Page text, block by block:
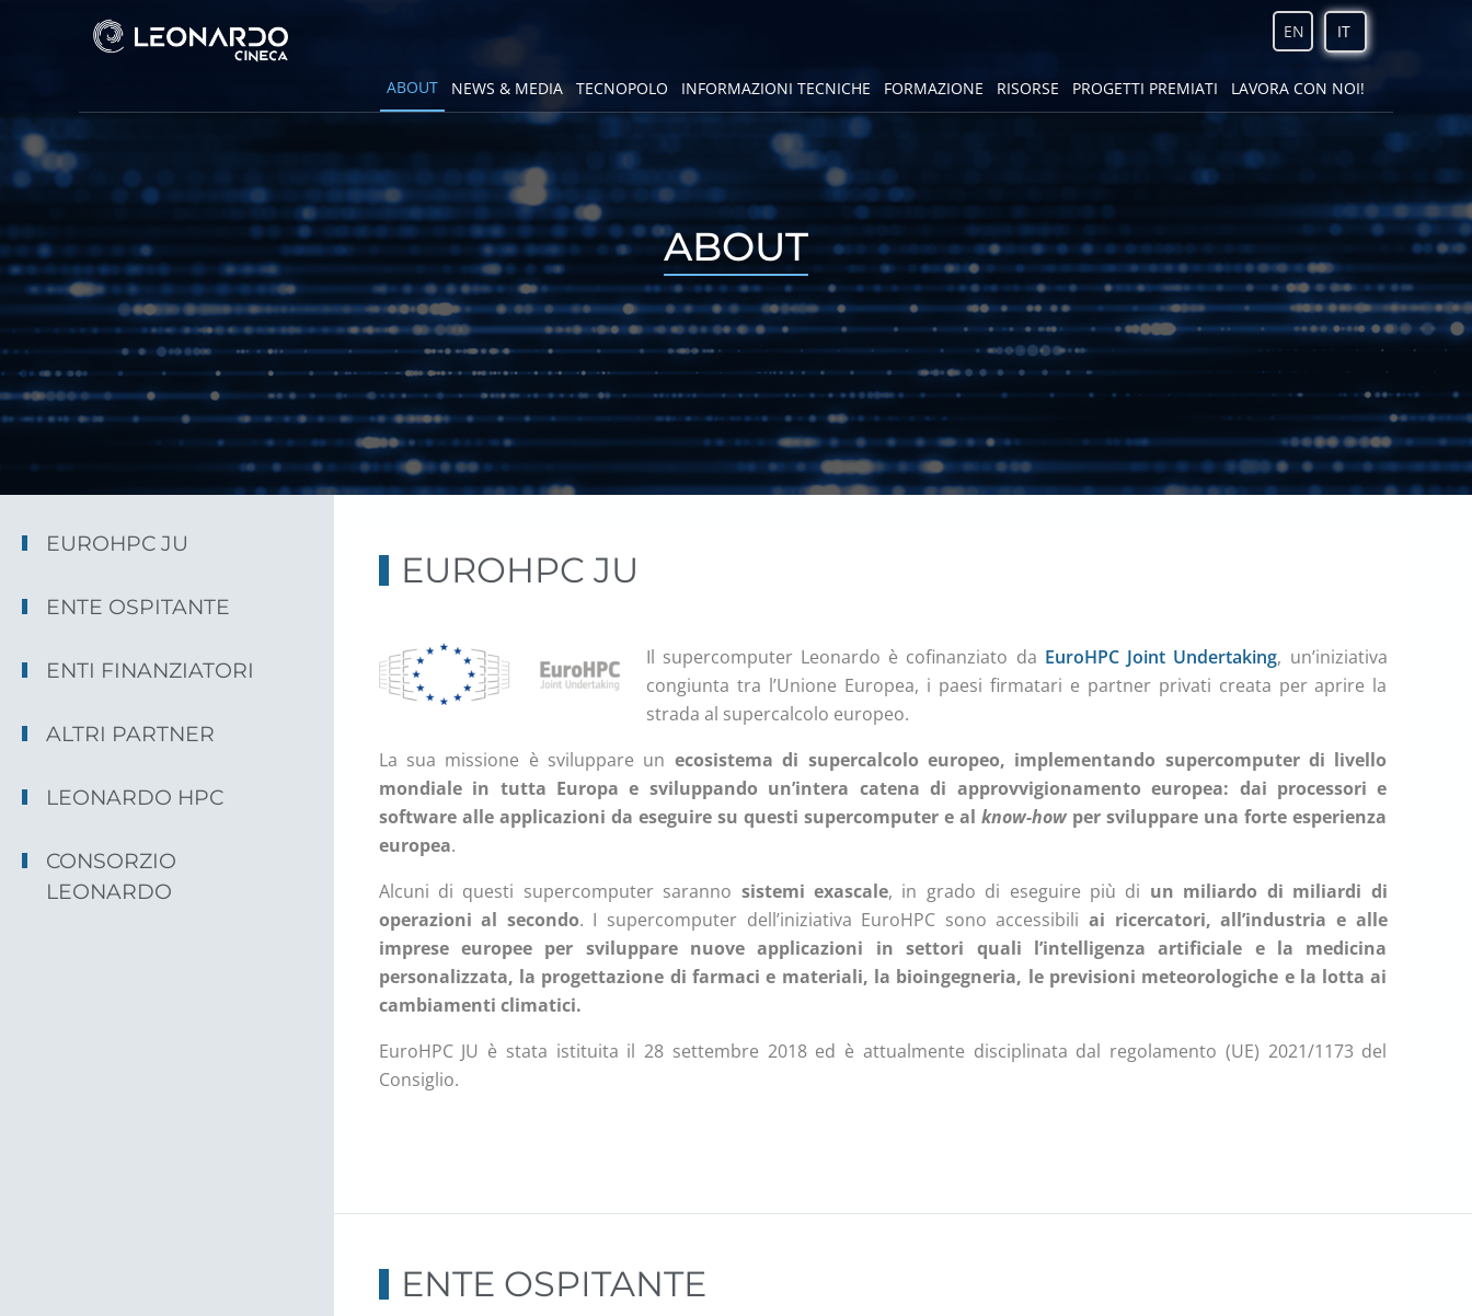
EN IT
ABOUT NEWS & MEDIA TECNOPOLO INFORMAZIONI TECNICHE FORMAZIONE RISORSE PROGETTI PREMIATI LAVORA CON NOI!
ABOUT
EUROHPC JU
ENTE OSPITANTE
ENTI FINANZIATORI
ALTRI PARTNER
LEONARDO HPC
CONSORZIO
LEONARDO
EUROHPC JU
Il supercomputer Leonardo è cofinanziato da EuroHPC Joint Undertaking, un’iniziativa
congiunta tra l’Unione Europea, i paesi firmatari e partner privati creata per aprire la
strada al supercalcolo europeo.
La sua missione è sviluppare un ecosistema di supercalcolo europeo, implementando supercomputer di livello
mondiale in tutta Europa e sviluppando un’intera catena di approvvigionamento europea: dai processori e
software alle applicazioni da eseguire su questi supercomputer e alknow-howper sviluppare una forte esperienza
europea.
Alcuni di questi supercomputer saranno sistemi exascale, in grado di eseguire più di un miliardo di miliardi di
operazioni al secondo. I supercomputer dell’iniziativa EuroHPC sono accessibili ai ricercatori, all’industria e alle
imprese europee per sviluppare nuove applicazioni in settori quali l’intelligenza artificiale e la medicina
personalizzata, la progettazione di farmaci e materiali, la bioingegneria, le previsioni meteorologiche e la lotta ai
cambiamenti climatici.
EuroHPC JU è stata istituita il 28 settembre 2018 ed è attualmente disciplinata dal regolamento (UE) 2021/1173 del
Consiglio.
ENTE OSPITANTE